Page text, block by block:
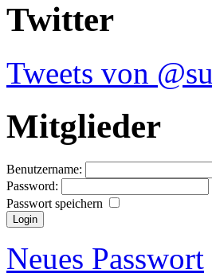
Twitter
Tweets von
Mitglieder
Benutzername:
Password:
Passwort speichern
Neues Passwort